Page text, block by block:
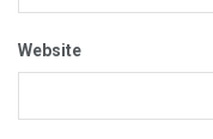
Website